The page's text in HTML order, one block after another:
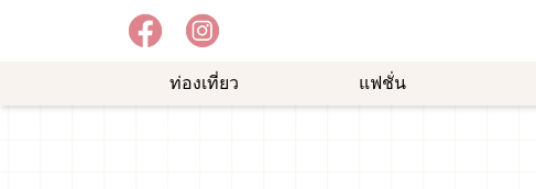
ท่องเที่ยว แฟชั่น